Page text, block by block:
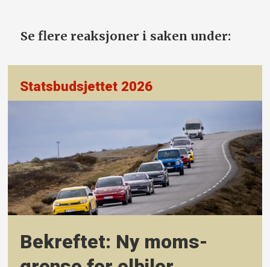
Se flere reaksjoner i saken under:
Statsbudsjettet 2026
Bekreftet: Ny moms­